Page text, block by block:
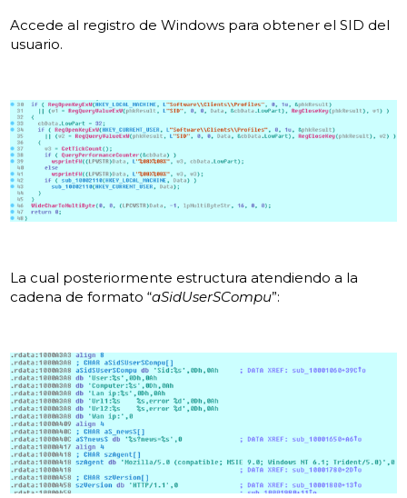
Accede al registro de Windows para obtener el SID del
usuario.
La cual posteriormente estructura atendiendo a la
cadena de formato “aSidUserSCompu”: